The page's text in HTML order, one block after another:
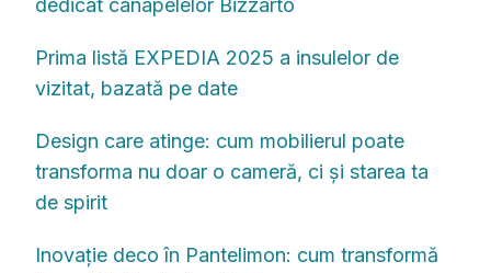
dedicat canapelelor Bizzarto
Prima listă EXPEDIA 2025 a insulelor de
vizitat, bazată pe date
Design care atinge: cum mobilierul poate
transforma nu doar o cameră, ci și starea ta
de spirit
Inovație deco în Pantelimon: cum transformă